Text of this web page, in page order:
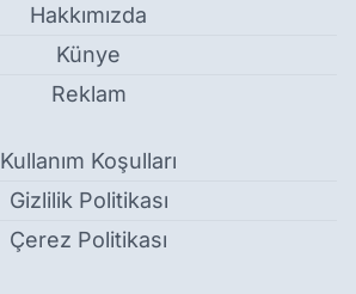
Hakkımızda
Künye
Reklam
Kullanım Koşulları
Gizlilik Politikası
Çerez Politikası